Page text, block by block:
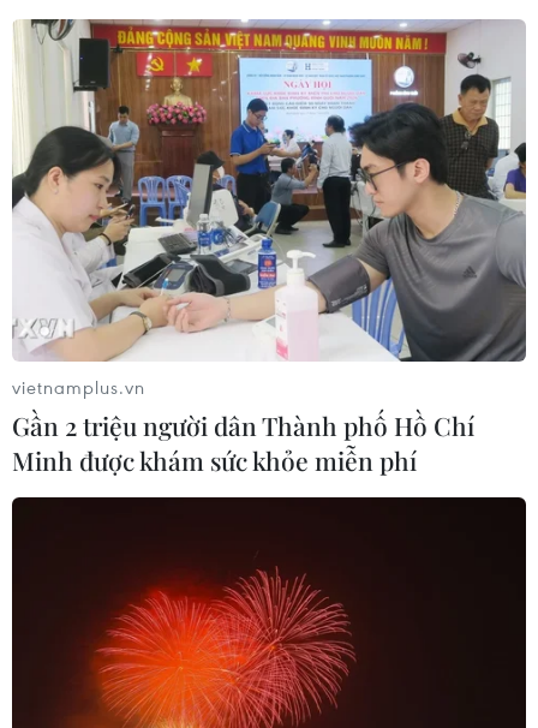
vietnamplus.vn
Gần 2 triệu người dân Thành phố Hồ Chí
Minh được khám sức khỏe miễn phí